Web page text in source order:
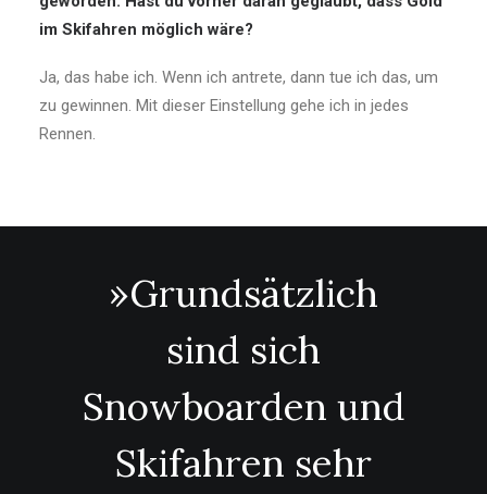
im Skifahren möglich wäre?
Ja, das habe ich. Wenn ich antrete, dann tue ich das, um
zu gewinnen. Mit dieser Einstellung gehe ich in jedes
Rennen.
»Grundsätzlich
sind sich
Snowboarden und
Skifahren sehr